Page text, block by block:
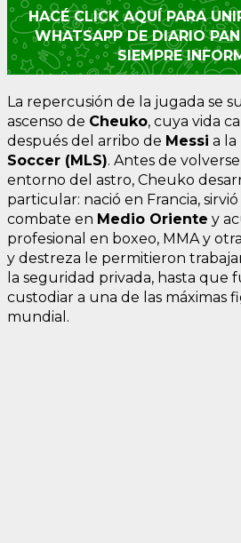
HACÉ CLICK AQUÍ PARA
WHATSAPP DE DIARIO
SIEMPRE
La repercusión de la jugada se
ascenso de Cheuko, cuya vida
después del arribo de Messi a la
Soccer (MLS). Antes de
entorno del astro, Cheuko
particular: nació en Francia,
combate en Medio Oriente y
profesional en boxeo, MMA y
y destreza le permitieron
la seguridad privada, hasta que
custodiar a una de las máximas
mundial.